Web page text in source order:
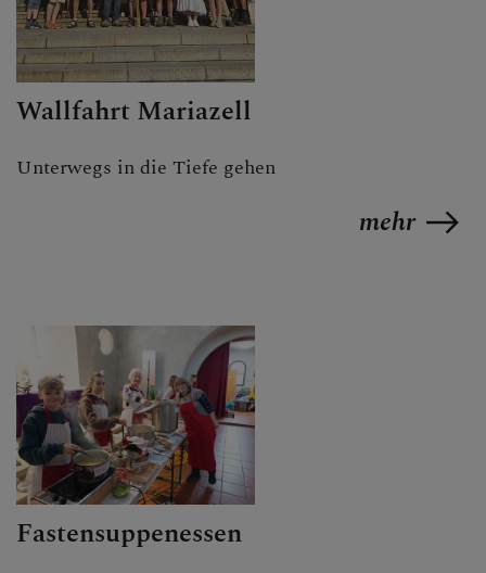
Wallfahrt Mariazell
Unterwegs in die Tiefe gehen
mehr
Fastensuppenessen